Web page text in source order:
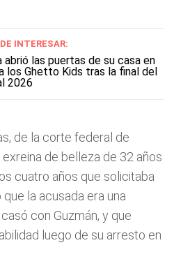
INTERESAR:
abrió las puertas de su casa en
los Ghetto Kids tras la final del
2026
de la corte federal de
de belleza de 32 años
cuatro años que solicitaba
la acusada era una
con Guzmán, y que
luego de su arresto en